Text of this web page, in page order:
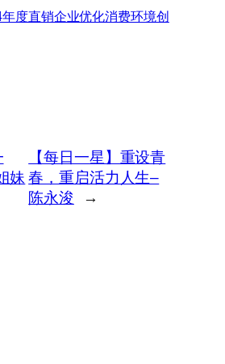
年度直销企业优化消费环境创
妹
【每日一星】重设青
春，重启活力人生–
陈永浚
→